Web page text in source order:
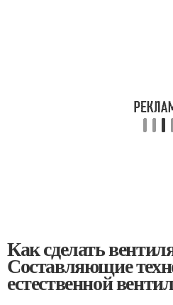
Как сделать
Составляющие
естественной